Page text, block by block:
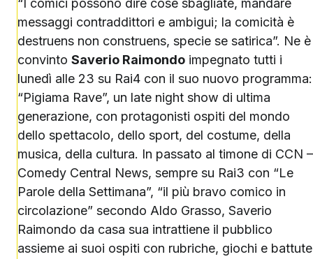
“I comici possono dire cose sbagliate, mandare
messaggi contraddittori e ambigui; la comicità è
destruens non construens, specie se satirica”. Ne è
convinto Saverio Raimondo impegnato tutti i
lunedì alle 23 su Rai4 con il suo nuovo programma:
“Pigiama Rave”, un late night show di ultima
generazione, con protagonisti ospiti del mondo
dello spettacolo, dello sport, del costume, della
musica, della cultura. In passato al timone di CCN –
Comedy Central News, sempre su Rai3 con “Le
Parole della Settimana”, “il più bravo comico in
circolazione” secondo Aldo Grasso, Saverio
Raimondo da casa sua intrattiene il pubblico
assieme ai suoi ospiti con rubriche, giochi e battute